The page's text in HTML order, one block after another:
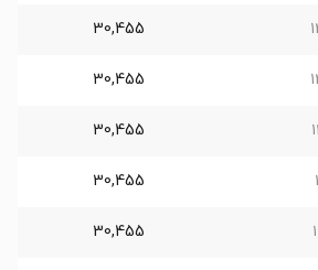
30,455
30,455
30,455
30,455
30,455